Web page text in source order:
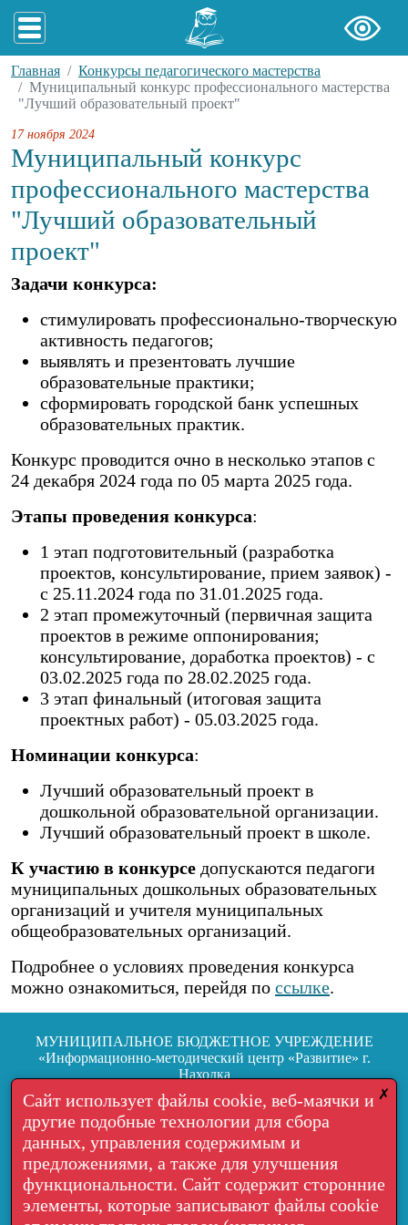
Главная
Конкурсы педагогического мастерства
Муниципальный конкурс профессионального мастерства
"Лучший образовательный проект"
17 ноября 2024
Муниципальный конкурс
профессионального мастерства
"Лучший образовательный
проект"
Задачи конкурса:
стимулировать профессионально-творческую
активность педагогов;
выявлять и презентовать лучшие
образовательные практики;
сформировать городской банк успешных
образовательных практик.
Конкурс проводится очно в несколько этапов с
24 декабря 2024 года по 05 марта 2025 года.
Этапы проведения конкурса:
1 этап подготовительный (разработка
проектов, консультирование, прием заявок) -
с 25.11.2024 года по 31.01.2025 года.
2 этап промежуточный (первичная защита
проектов в режиме оппонирования;
консультирование, доработка проектов) - с
03.02.2025 года по 28.02.2025 года.
3 этап финальный (итоговая защита
проектных работ) - 05.03.2025 года.
Номинации конкурса:
Лучший образовательный проект в
дошкольной образовательной организации.
Лучший образовательный проект в школе.
К участию в конкурсе допускаются педагоги
муниципальных дошкольных образовательных
организаций и учителя муниципальных
общеобразовательных организаций.
Подробнее о условиях проведения конкурса
можно ознакомиться, перейдя по ссылке.
✗
Сайт использует файлы cookie, веб-маячки и
другие подобные технологии для сбора
данных, управления содержимым и
предложениями, а также для улучшения
функциональности. Сайт содержит сторонние
элементы, которые записывают файлы cookie
МУНИЦИПАЛЬНОЕ БЮДЖЕТНОЕ УЧРЕЖДЕНИЕ
«Информационно-методический центр «Развитие» г.
Находка
692904, г. Находка, ул.Школьная, 7
Тел.: +7 (4236) 64-05-06
Обратная связь
Пользовательское соглашение
Политика в отношении обработки персональных данных